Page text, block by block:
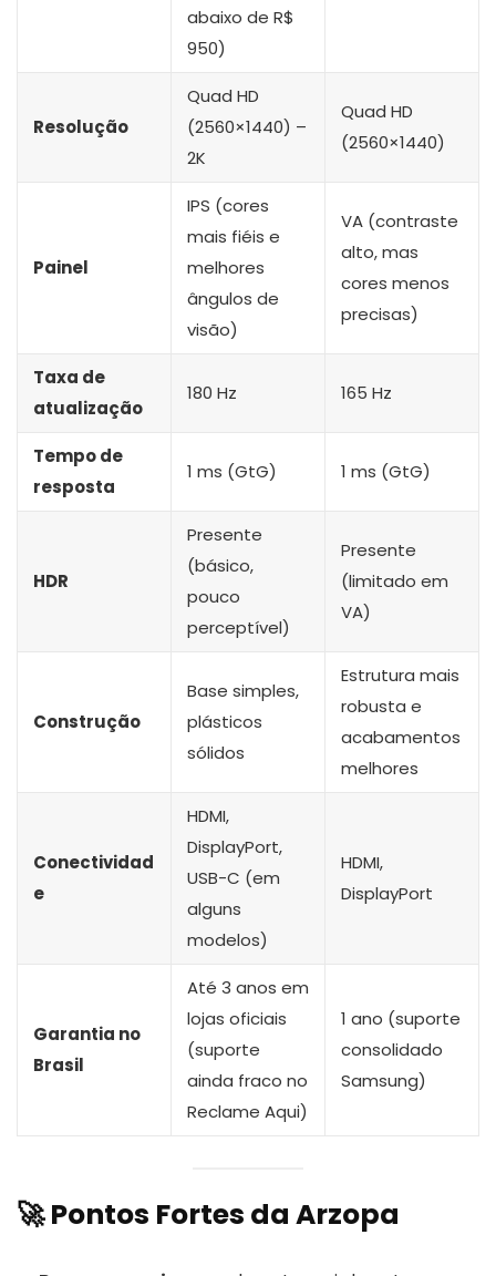
abaixo de R$
950)
Resolução
Quad HD
(2560×1440) –
2K
Quad HD
(2560×1440)
Painel
IPS (cores
mais fiéis e
melhores
ângulos de
visão)
VA (contraste
alto, mas
cores menos
precisas)
Taxa de
atualização
180 Hz 165 Hz
Tempo de
resposta
1 ms (GtG) 1 ms (GtG)
HDR
Presente
(básico,
pouco
perceptível)
Presente
(limitado em
VA)
Construção
Base simples,
plásticos
sólidos
Estrutura mais
robusta e
acabamentos
melhores
Conectividad
e
HDMI,
DisplayPort,
USB-C (em
alguns
modelos)
HDMI,
DisplayPort
Garantia no
Brasil
Até 3 anos em
lojas oficiais
(suporte
ainda fraco no
Reclame Aqui)
1 ano (suporte
consolidado
Samsung)
🚀 Pontos Fortes da Arzopa